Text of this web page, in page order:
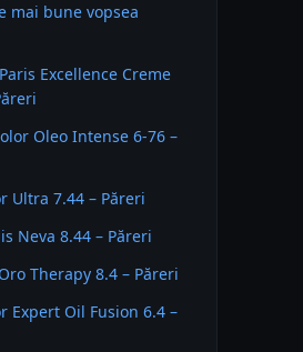
mai bune vopsea
Paris Excellence Creme
Oleo Intense 6-76 –
Ultra 7.44 – Păreri
Neva 8.44 – Păreri
Therapy 8.4 – Păreri
Expert Oil Fusion 6.4 –